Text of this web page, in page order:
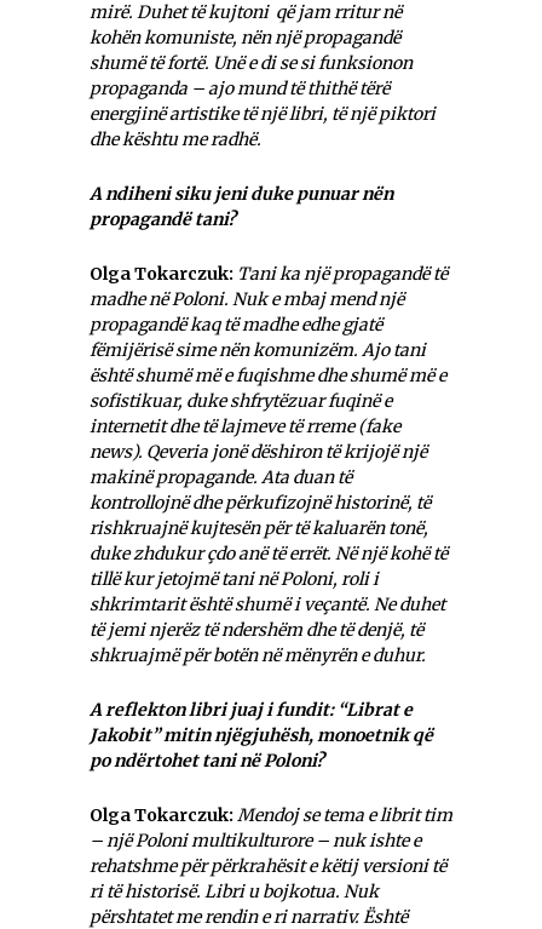
mirë. Duhet të kujtoni që jam rritur në
kohën komuniste, nën një propagandë
shumë të fortë. Unë e di se si funksionon
propaganda – ajo mund të thithë tërë
energjinë artistike të një libri, të një piktori
dhe kështu me radhë.
A ndiheni siku jeni duke punuar nën
propagandë tani?
Olga Tokarczuk: Tani ka një propagandë të
madhe në Poloni. Nuk e mbaj mend një
propagandë kaq të madhe edhe gjatë
fëmijërisë sime nën komunizëm. Ajo tani
është shumë më e fuqishme dhe shumë më e
sofistikuar, duke shfrytëzuar fuqinë e
internetit dhe të lajmeve të rreme (fake
news). Qeveria jonë dëshiron të krijojë një
makinë propagande. Ata duan të
kontrollojnë dhe përkufizojnë historinë, të
rishkruajnë kujtesën për të kaluarën tonë,
duke zhdukur çdo anë të errët. Në një kohë të
tillë kur jetojmë tani në Poloni, roli i
shkrimtarit është shumë i veçantë. Ne duhet
të jemi njerëz të ndershëm dhe të denjë, të
shkruajmë për botën në mënyrën e duhur.
A reflekton libri juaj i fundit: “Librat e
Jakobit” mitin njëgjuhësh, monoetnik që
po ndërtohet tani në Poloni?
Olga Tokarczuk: Mendoj se tema e librit tim
– një Poloni multikulturore – nuk ishte e
rehatshme për përkrahësit e këtij versioni të
ri të historisë. Libri u bojkotua. Nuk
përshtatet me rendin e ri narrativ. Është